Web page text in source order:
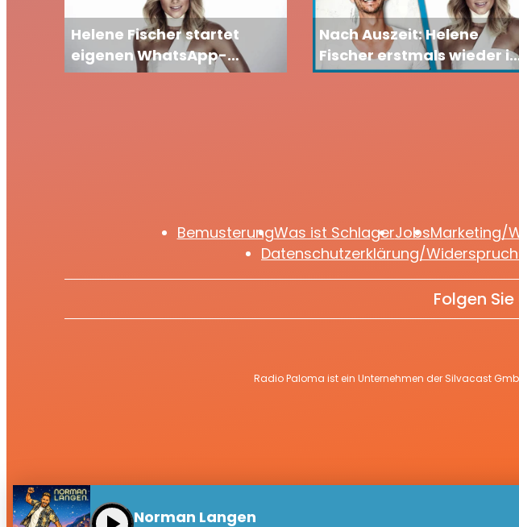
Helene Fischer startet
eigenen WhatsApp-
Channel: Fans dürfen sich
Nach Auszeit: Helene
Fischer erstmals wieder in
Talkshow mit Florian
BemusterungWas ist SchlagerJobsMarketing/
Datenschutzerklärung/
Folgen
Radio Paloma ist ein Unternehmen der Silvacast
Norman Langen